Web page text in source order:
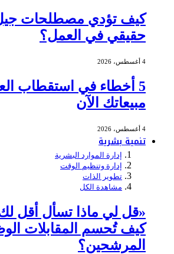
كيف تؤدي مصطلحات جيل
حقيقي في العمل؟
4 أغسطس، 2026
5 أخطاء في استقطاب
مبيعاتك الآن
4 أغسطس، 2026
تنمية بشرية
إدارة الموارد البشرية
إدارة وتنظيم الوقت
تطوير الذات
مشاهدة الكل
«قل لي ماذا تسأل أقل
كيف تُحسم المقابلات
المرشحين؟